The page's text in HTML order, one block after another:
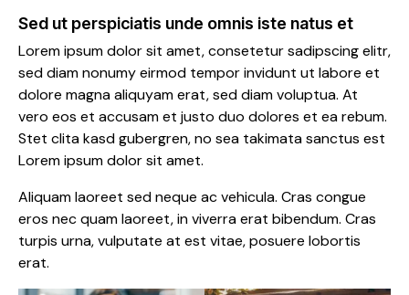
Sed ut perspiciatis unde omnis iste natus et
Lorem ipsum dolor sit amet, consetetur sadipscing elitr,
sed diam nonumy eirmod tempor invidunt ut labore et
dolore magna aliquyam erat, sed diam voluptua. At
vero eos et accusam et justo duo dolores et ea rebum.
Stet clita kasd gubergren, no sea takimata sanctus est
Lorem ipsum dolor sit amet.
Aliquam laoreet sed neque ac vehicula. Cras congue
eros nec quam laoreet, in viverra erat bibendum. Cras
turpis urna, vulputate at est vitae, posuere lobortis
erat.